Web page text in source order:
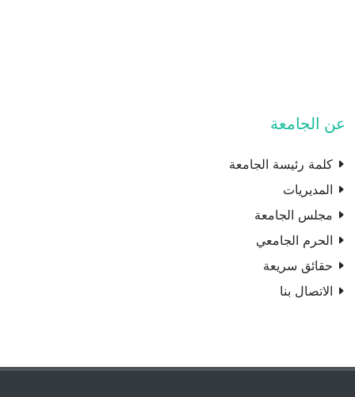
عن الجامعة
كلمة رئيسة الجامعة
المديريات
مجلس الجامعة
الحرم الجامعي
حقائق سريعة
الاتصال بنا